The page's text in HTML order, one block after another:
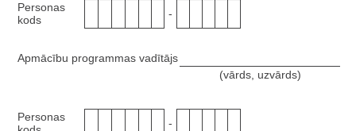
Personas
kods
-
Apmācību programmas vadītājs
(vārds, uzvārds)
Personas
-